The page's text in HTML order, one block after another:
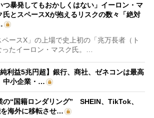
つ暴発してもおかしくはない」イーロン・マ
氏とスペースXが抱えるリスクの数々「絶対
ースX」の上場で史上初の「兆万長者（ト
たイーロン・マスク氏。…
純利益5兆円超】銀行、商社、ゼネコンは最高
中小企業・…
の“国籍ロンダリング” SHEIN、TikTok、
海外に移転させ…